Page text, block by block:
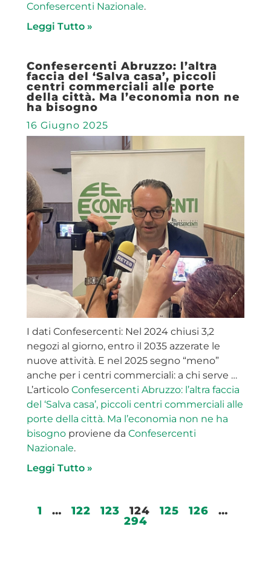
Confesercenti Nazionale.
Leggi Tutto »
Confesercenti Abruzzo: l’altra
faccia del ‘Salva casa’, piccoli
centri commerciali alle porte
della città. Ma l’economia non ne
ha bisogno
16 Giugno 2025
I dati Confesercenti: Nel 2024 chiusi 3,2
negozi al giorno, entro il 2035 azzerate le
nuove attività. E nel 2025 segno “meno”
anche per i centri commerciali: a chi serve …
L’articoloConfesercenti Abruzzo: l’altra faccia
del ‘Salva casa’, piccoli centri commerciali alle
porte della città. Ma l’economia non ne ha
bisogno proviene daConfesercenti
Nazionale.
Leggi Tutto »
1 … 122 123 124 125 126
…
294